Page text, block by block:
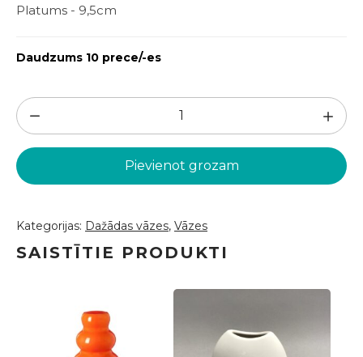
Platums - 9,5cm
Daudzums 10 prece/-es
Balta
vāzīte
14,5cm
(VZ208)
Pievienot grozam
Kategorijas: Dažādas vāzes, Vāzes
SAISTĪTIE PRODUKTI